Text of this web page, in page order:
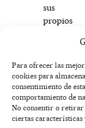
Para ofrecer las
cookies para
consentimiento de
comportamiento de
No consentir o retirar
ciertas características
sus
propios
culturales.